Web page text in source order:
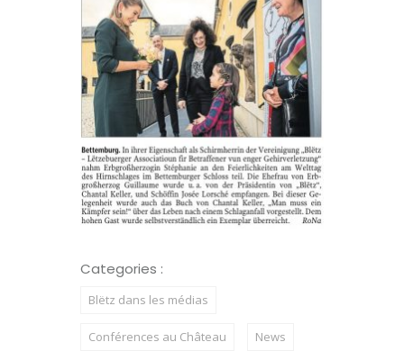
Categories :
Blëtz dans les médias
Conférences au Château News